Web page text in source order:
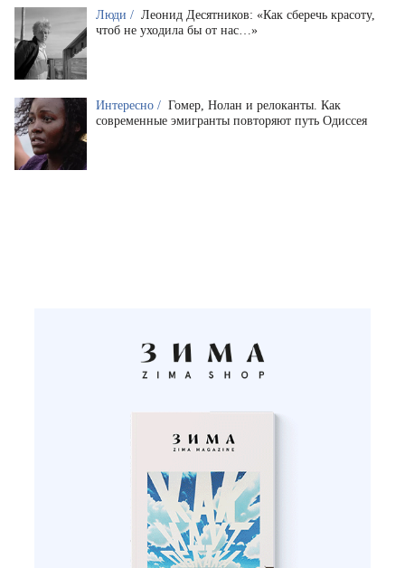
Люди / Леонид Десятников: «Как сберечь красоту,
чтоб не уходила бы от нас…»
Интересно / Гомер, Нолан и релоканты. Как
современные эмигранты повторяют путь Одиссея